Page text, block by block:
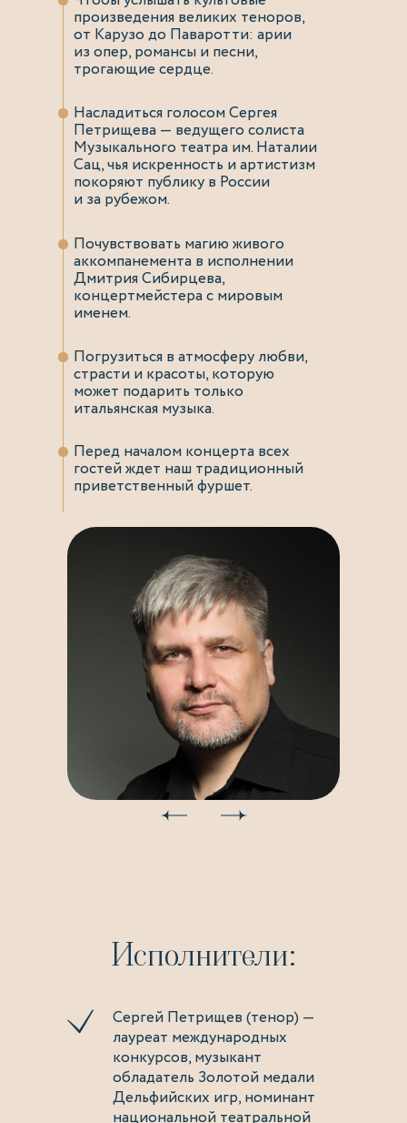
произведения великих теноров,
от Карузо до Паваротти: арии
из опер, романсы и песни,
трогающие сердце.
Насладиться голосом Сергея
Петрищева — ведущего солиста
Музыкального театра им. Наталии
Сац, чья искренность и артистизм
покоряют публику в России
и за рубежом.
Почувствовать магию живого
аккомпанемента в исполнении
Дмитрия Сибирцева,
концертмейстера с мировым
именем.
Погрузиться в атмосферу любви,
страсти и красоты, которую
может подарить только
итальянская музыка.
Перед началом концерта всех
гостей ждет наш традиционный
приветственный фуршет.
Исполнители:
Сергей Петрищев (тенор) —
лауреат международных
конкурсов, музыкант
обладатель Золотой медали
Дельфийских игр, номинант
национальной театральной